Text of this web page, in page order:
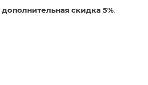
дополнительная скидка 5%.